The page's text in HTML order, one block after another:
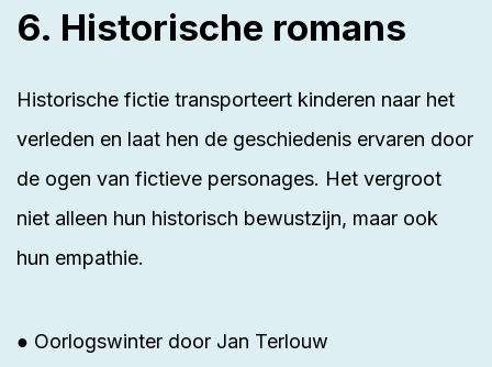
6. Historische romans
Historische fictie transporteert kinderen naar het
verleden en laat hen de geschiedenis ervaren door
de ogen van fictieve personages. Het vergroot
niet alleen hun historisch bewustzijn, maar ook
hun empathie.
● Oorlogswinter door Jan Terlouw